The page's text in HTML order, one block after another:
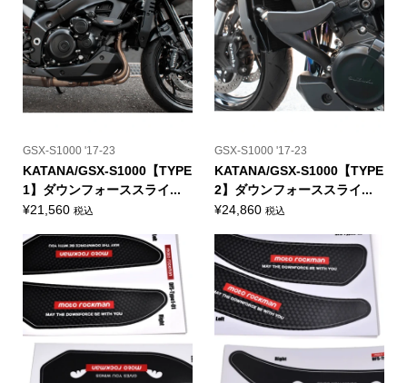
GSX-S1000 '17-23
KATANA/GSX-S1000【TYPE
1】ダウンフォーススライ...
¥21,560 税込
GSX-S1000 '17-23
KATANA/GSX-S1000【TYPE
2】ダウンフォーススライ...
¥24,860 税込